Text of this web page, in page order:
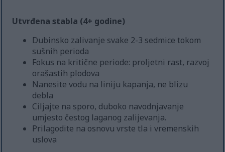
Utvrđena stabla (4+ godine)
Dubinsko zalivanje svake 2-3 sedmice tokom
sušnih perioda
Fokus na kritične periode: proljetni rast, razvoj
orašastih plodova
Nanesite vodu na liniju kapanja, ne blizu
debla
Ciljajte na sporo, duboko navodnjavanje
umjesto čestog laganog zalijevanja.
Prilagodite na osnovu vrste tla i vremenskih
uslova